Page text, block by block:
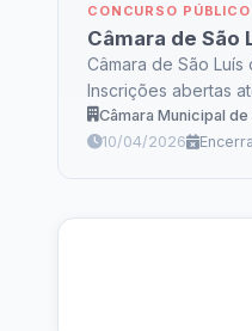
CONCURSO PÚBLICO
Câmara de
Câmara de São
Inscrições abertas
Câmara Municipal
10/04/2026